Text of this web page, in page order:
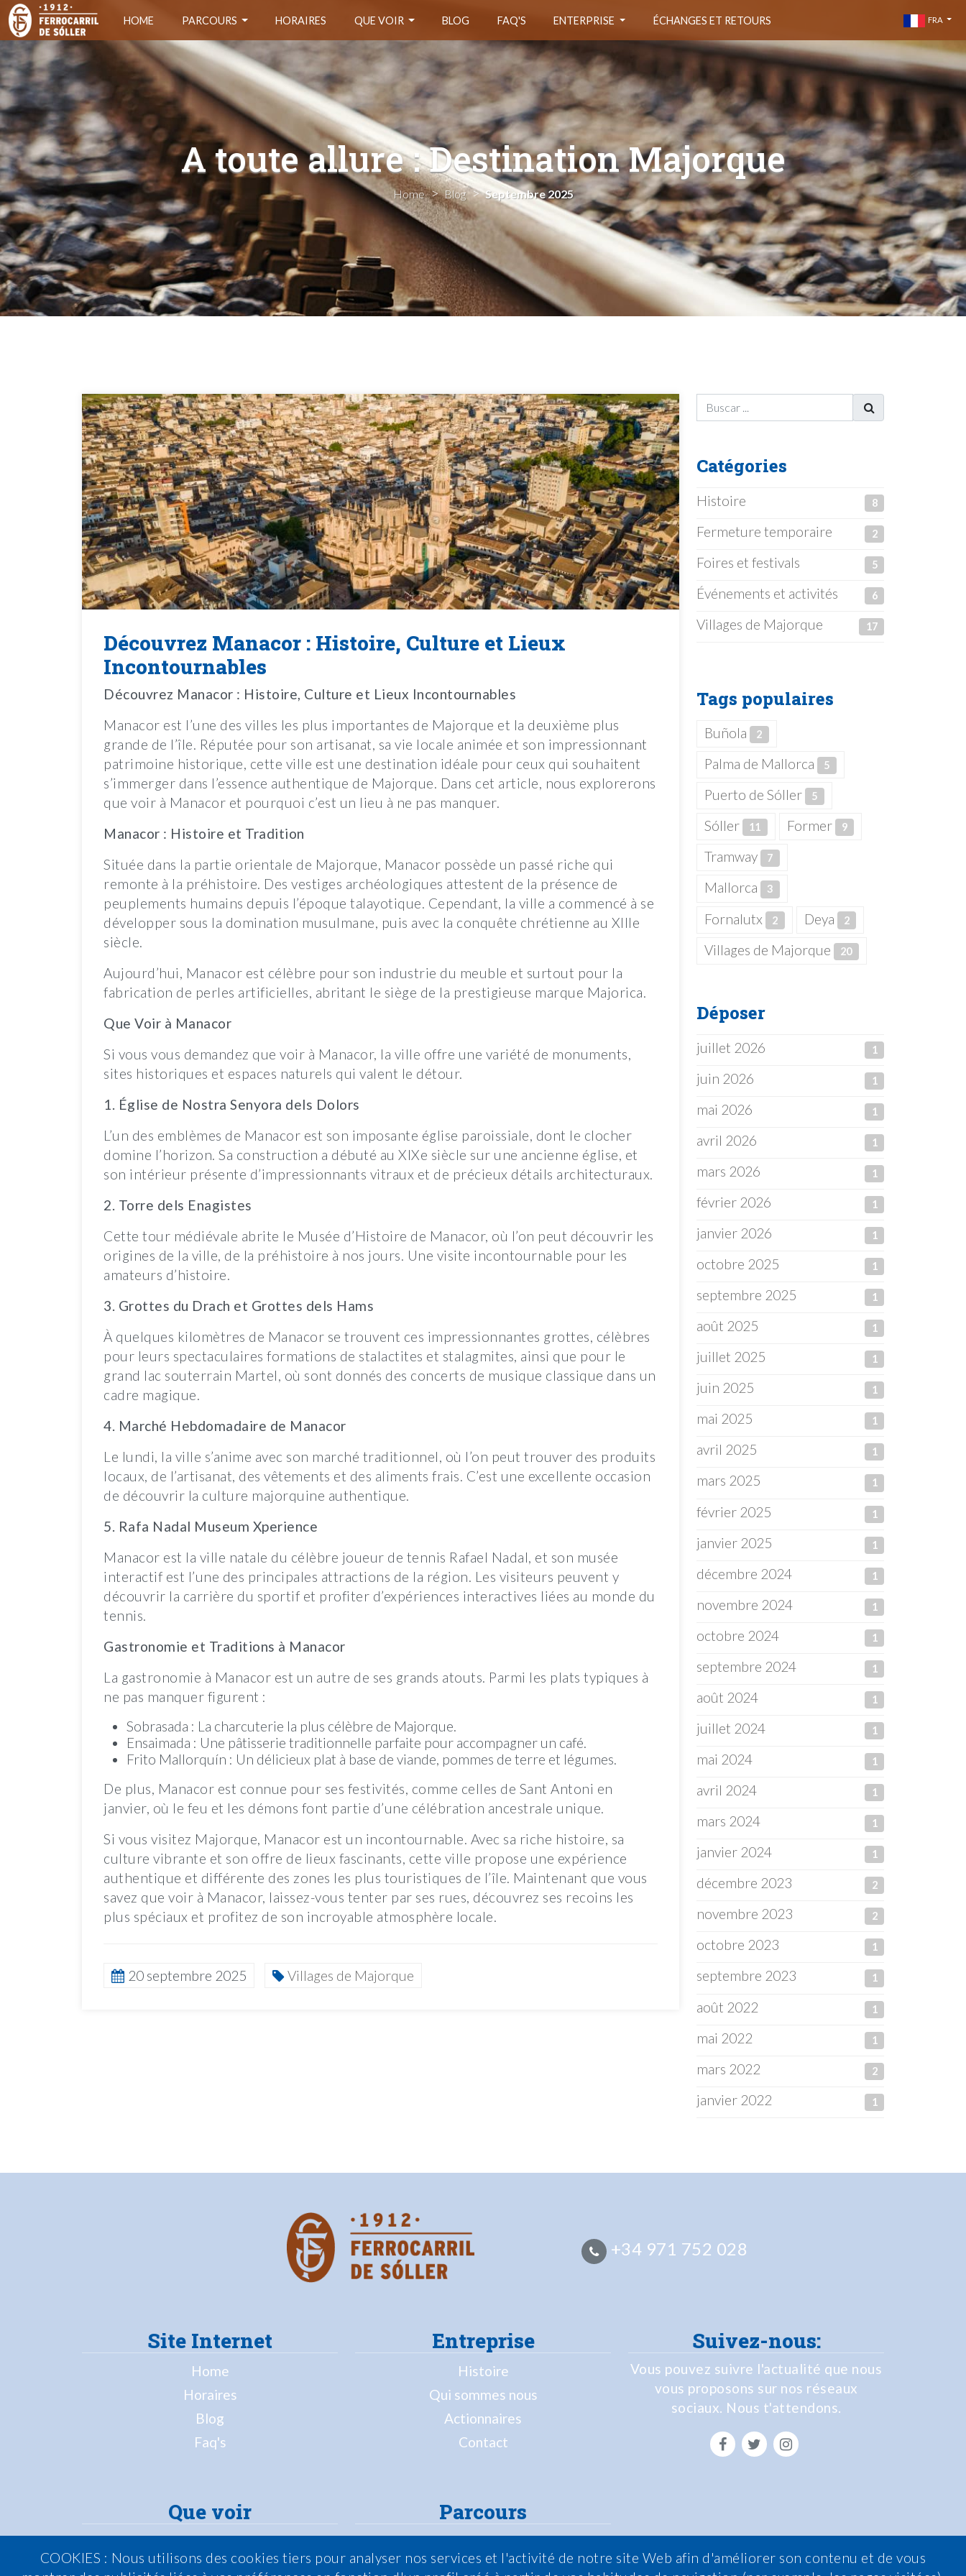
HOME PARCOURS HORAIRES QUE VOIR BLOG FAQ'S ENTERPRISE ÉCHANGES ET RETOURS FRA
A toute allure : Destination Majorque
Home Blog Septembre 2025
Découvrez Manacor : Histoire, Culture et Lieux
Incontournables
Découvrez Manacor : Histoire, Culture et Lieux Incontournables
Manacor est l’une des villes les plus importantes de Majorque et la deuxième plus
grande de l’île. Réputée pour son artisanat, sa vie locale animée et son impressionnant
patrimoine historique, cette ville est une destination idéale pour ceux qui souhaitent
s’immerger dans l’essence authentique de Majorque. Dans cet article, nous explorerons
que voir à Manacor et pourquoi c’est un lieu à ne pas manquer.
Manacor : Histoire et Tradition
Située dans la partie orientale de Majorque, Manacor possède un passé riche qui
remonte à la préhistoire. Des vestiges archéologiques attestent de la présence de
peuplements humains depuis l’époque talayotique. Cependant, la ville a commencé à se
développer sous la domination musulmane, puis avec la conquête chrétienne au XIIIe
siècle.
Aujourd’hui, Manacor est célèbre pour son industrie du meuble et surtout pour la
fabrication de perles artificielles, abritant le siège de la prestigieuse marque Majorica.
Que Voir à Manacor
Si vous vous demandez que voir à Manacor, la ville offre une variété de monuments,
sites historiques et espaces naturels qui valent le détour.
1. Église de Nostra Senyora dels Dolors
L’un des emblèmes de Manacor est son imposante église paroissiale, dont le clocher
domine l’horizon. Sa construction a débuté au XIXe siècle sur une ancienne église, et
son intérieur présente d’impressionnants vitraux et de précieux détails architecturaux.
2. Torre dels Enagistes
Cette tour médiévale abrite le Musée d’Histoire de Manacor, où l’on peut découvrir les
origines de la ville, de la préhistoire à nos jours. Une visite incontournable pour les
amateurs d’histoire.
3. Grottes du Drach et Grottes dels Hams
À quelques kilomètres de Manacor se trouvent ces impressionnantes grottes, célèbres
pour leurs spectaculaires formations de stalactites et stalagmites, ainsi que pour le
grand lac souterrain Martel, où sont donnés des concerts de musique classique dans un
cadre magique.
4. Marché Hebdomadaire de Manacor
Le lundi, la ville s’anime avec son marché traditionnel, où l’on peut trouver des produits
locaux, de l’artisanat, des vêtements et des aliments frais. C’est une excellente occasion
de découvrir la culture majorquine authentique.
5. Rafa Nadal Museum Xperience
Manacor est la ville natale du célèbre joueur de tennis Rafael Nadal, et son musée
interactif est l’une des principales attractions de la région. Les visiteurs peuvent y
découvrir la carrière du sportif et profiter d’expériences interactives liées au monde du
tennis.
Gastronomie et Traditions à Manacor
La gastronomie à Manacor est un autre de ses grands atouts. Parmi les plats typiques à
ne pas manquer figurent :
Sobrasada : La charcuterie la plus célèbre de Majorque.
Ensaimada : Une pâtisserie traditionnelle parfaite pour accompagner un café.
Frito Mallorquín : Un délicieux plat à base de viande, pommes de terre et légumes.
De plus, Manacor est connue pour ses festivités, comme celles de Sant Antoni en
janvier, où le feu et les démons font partie d’une célébration ancestrale unique.
Si vous visitez Majorque, Manacor est un incontournable. Avec sa riche histoire, sa
culture vibrante et son offre de lieux fascinants, cette ville propose une expérience
authentique et différente des zones les plus touristiques de l’île. Maintenant que vous
savez que voir à Manacor, laissez-vous tenter par ses rues, découvrez ses recoins les
plus spéciaux et profitez de son incroyable atmosphère locale.
20 septembre 2025 Villages de Majorque
Catégories
Histoire 8
Fermeture temporaire 2
Foires et festivals 5
Événements et activités 6
Villages de Majorque 17
Tags populaires
Buñola 2
Palma de Mallorca 5
Puerto de Sóller 5
Sóller 11 Former 9
Tramway 7
Mallorca 3
Fornalutx 2 Deya 2
Villages de Majorque 20
Déposer
juillet 2026 1
juin 2026 1
mai 2026 1
avril 2026 1
mars 2026 1
février 2026 1
janvier 2026 1
octobre 2025 1
septembre 2025 1
août 2025 1
juillet 2025 1
juin 2025 1
mai 2025 1
avril 2025 1
mars 2025 1
février 2025 1
janvier 2025 1
décembre 2024 1
novembre 2024 1
octobre 2024 1
septembre 2024 1
août 2024 1
juillet 2024 1
mai 2024 1
avril 2024 1
mars 2024 1
janvier 2024 1
décembre 2023 2
novembre 2023 2
octobre 2023 1
septembre 2023 1
août 2022 1
mai 2022 1
mars 2022 2
janvier 2022 1
+34 971 752 028
Site Internet
Home
Horaires
Blog
Faq's
Entreprise
Histoire
Qui sommes nous
Actionnaires
Contact
Suivez-nous:
Vous pouvez suivre l'actualité que nous
vous proposons sur nos réseaux
sociaux. Nous t'attendons.
Que voir
Sóller
Parcours
Tramway
COOKIES : Nous utilisons des cookies tiers pour analyser nos services et l'activité de notre site Web afin d'améliorer son contenu et de vous